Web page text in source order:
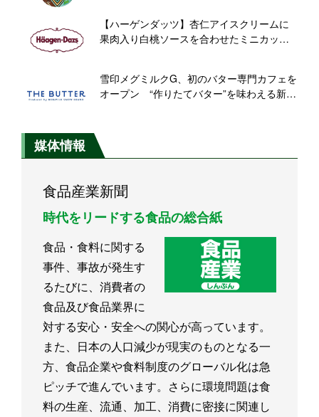
【ハーゲンダッツ】杏仁アイスクリームに
果肉入り白桃ソースを合わせたミニカップ
雪印メグミルクG、初のバター専門カフェを
オープン “作りたてバター”を味わえる新業
媒体情報
食品産業新聞
時代をリードする食品の総合紙
食品・食料に関する
事件、事故が発生す
るたびに、消費者の
食品及び食品業界に
対する安心・安全への関心が高っています。
また、日本の人口減少が現実のものとなる一
方、食品企業や食料制度のグローバル化は急
ピッチで進んでいます。さらに環境問題は食
料の生産、流通、加工、消費に密接に関連し